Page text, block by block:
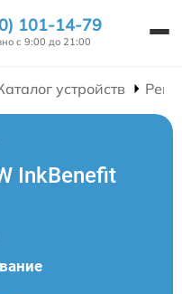
101-14-79
с 9:00 до 21:00
устройств
InkBenefit